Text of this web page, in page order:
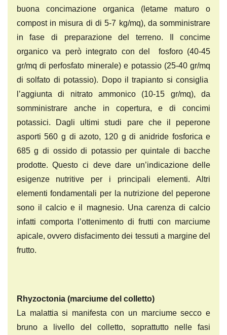
buona concimazione organica (letame maturo o
compost in misura di di 5-7 kg/mq), da somministrare
in fase di preparazione del terreno. Il concime
organico va però integrato con del fosforo (40-45
gr/mq di perfosfato minerale) e potassio (25-40 gr/mq
di solfato di potassio). Dopo il trapianto si consiglia
l’aggiunta di nitrato ammonico (10-15 gr/mq), da
somministrare anche in copertura, e di concimi
potassici. Dagli ultimi studi pare che il peperone
asporti 560 g di azoto, 120 g di anidride fosforica e
685 g di ossido di potassio per quintale di bacche
prodotte. Questo ci deve dare un’indicazione delle
esigenze nutritive per i principali elementi. Altri
elementi fondamentali per la nutrizione del peperone
sono il calcio e il magnesio. Una carenza di calcio
infatti comporta l’ottenimento di frutti con marciume
apicale, ovvero disfacimento dei tessuti a margine del
frutto.
Rhyzoctonia (marciume del colletto)
La malattia si manifesta con un marciume secco e
bruno a livello del colletto, soprattutto nelle fasi